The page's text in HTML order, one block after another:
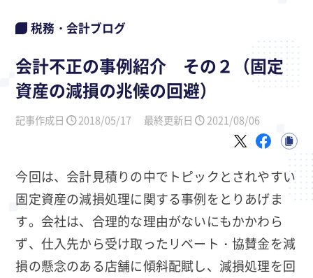
税務・会計ブログ
会計不正の事例紹介 その２（固定
資産の減損の兆候の回避）
記事作成日 2018/05/17 最終更新日 2021/08/06
今回は、会計見積りの中でトピックとされやすい
固定資産の減損処理に関する事例をとりあげま
す。会社は、合理的な理由がないにもかかわら
ず、仕入先から受け取ったリベート・協賛金を減
損の懸念のある店舗に傾斜配賦し、減損処理を回